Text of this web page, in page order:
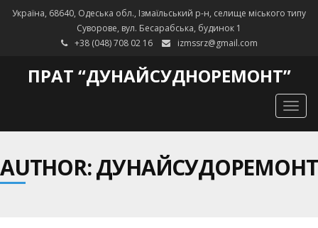
Україна, 68640, Одеська обл., Ізмаїльський р-н, селище міського типу
Суворове, вул. Бесарабська, будинок 1
+38 (048) 708 02 16
izmssrz@gmail.com
ПРАТ “ДУНАЙСУДНОРЕМОНТ”
AUTHOR:ДУНАЙСУДОРЕМОНТ